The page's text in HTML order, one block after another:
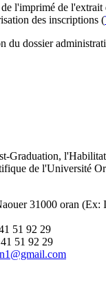
l'imprimé de l'extrait
des inscriptions (
du dossier
Graduation,
de l'Université
31000 oran (Ex:
51 92 29
51 92 29